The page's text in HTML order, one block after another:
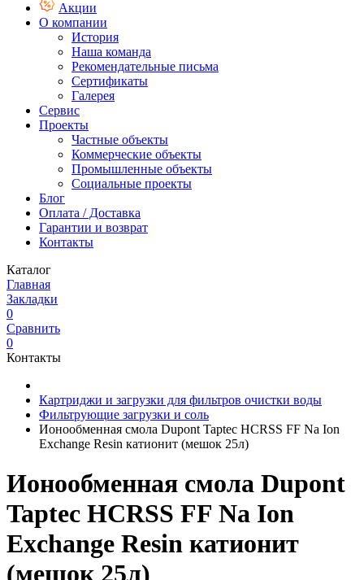
Акции
О компании
История
Наша команда
Рекомендательные письма
Сертификаты
Галерея
Сервис
Проекты
Частные объекты
Коммерческие объекты
Промышленные объекты
Социальные проекты
Блог
Оплата / Доставка
Гарантии и возврат
Контакты
Каталог
Главная
Закладки
0
Сравнить
0
Контакты
Картриджи и загрузки для фильтров очистки воды
Фильтрующие загрузки и соль
Ионообменная смола Dupont Taptec HCRSS FF Na Ion
Exchange Resin катионит (мешок 25л)
Ионообменная смола Dupont
Taptec HCRSS FF Na Ion
Exchange Resin катионит
(мешок 25л)